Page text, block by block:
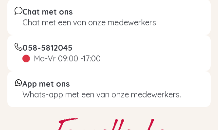
Chat met ons
Chat met een van onze medewerkers
058-5812045
Ma-Vr 09:00 -17:00
App met ons
Whats-app met een van onze medewerkers.